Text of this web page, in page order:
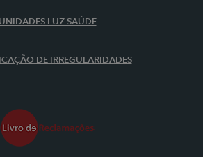
UNIDADES LUZ SAÚDE
DE IRREGULARIDADES